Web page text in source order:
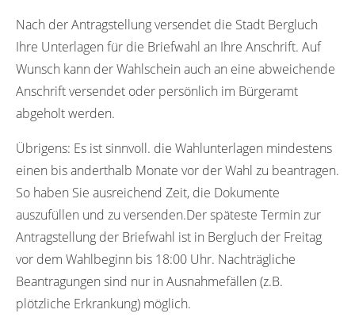
Nach der Antragstellung versendet die Stadt Bergluch
Ihre Unterlagen für die Briefwahl an Ihre Anschrift. Auf
Wunsch kann der Wahlschein auch an eine abweichende
Anschrift versendet oder persönlich im Bürgeramt
abgeholt werden.
Übrigens: Es ist sinnvoll. die Wahlunterlagen mindestens
einen bis anderthalb Monate vor der Wahl zu beantragen.
So haben Sie ausreichend Zeit, die Dokumente
auszufüllen und zu versenden.Der späteste Termin zur
Antragstellung der Briefwahl ist in Bergluch der Freitag
vor dem Wahlbeginn bis 18:00 Uhr. Nachträgliche
Beantragungen sind nur in Ausnahmefällen (z.B.
plötzliche Erkrankung) möglich.